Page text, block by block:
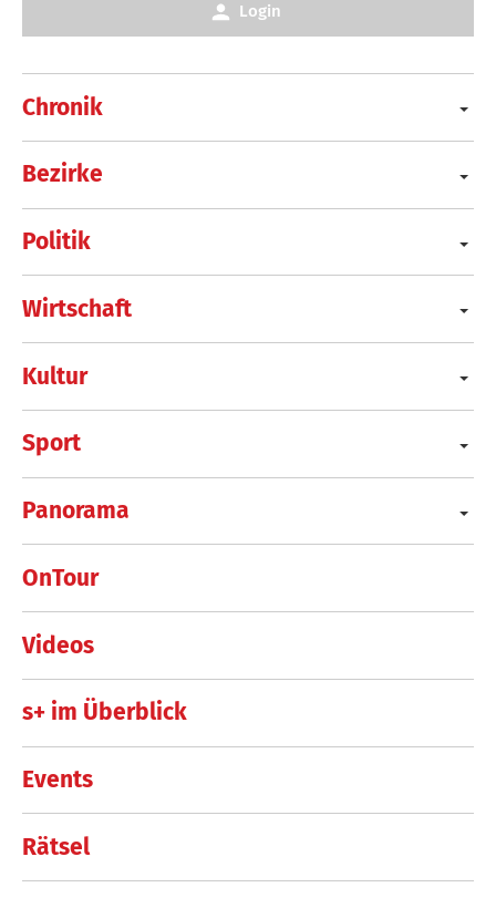
Chronik
Bezirke
Politik
Wirtschaft
Kultur
Sport
Panorama
OnTour
Videos
s+ im Überblick
Events
Rätsel
Login